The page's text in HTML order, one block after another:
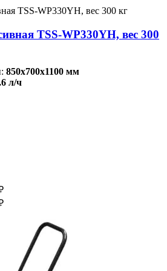
TSS-WP330YH, вес 300
850х700х1100 мм
л/ч